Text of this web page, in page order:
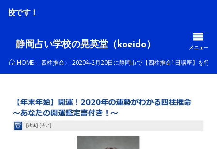
静岡占い学校の晃英堂（koeido） メニュー
HOME 四柱推命 2020年2月20日に静岡市で【四柱推命1日講座】を行い